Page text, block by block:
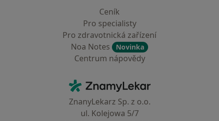
Ceník
Pro specialisty
Pro zdravotnická zařízení
Noa Notes
Novinka
Centrum nápovědy
ZnamyLekar - Hlavní stránka
ZnanyLekarz Sp. z o.o.
ul. Kolejowa 5/7